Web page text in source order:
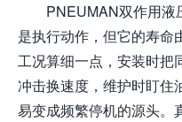
PNEUMAN双作用液
是执行动作，但它的寿命
工况算细一点，安装时把
冲击换速度，维护时盯住
易变成频繁停机的源头。